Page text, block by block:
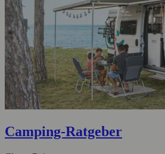
Camping-Ratgeber